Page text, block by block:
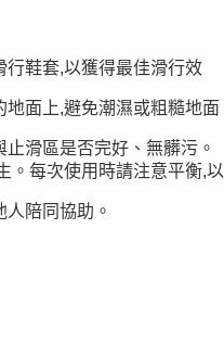
鞋套,以獲得最佳滑行效
面上,避免潮濕或粗糙地面
滑區是否完好、無髒污。
。每次使用時請注意平衡,以
陪同協助。